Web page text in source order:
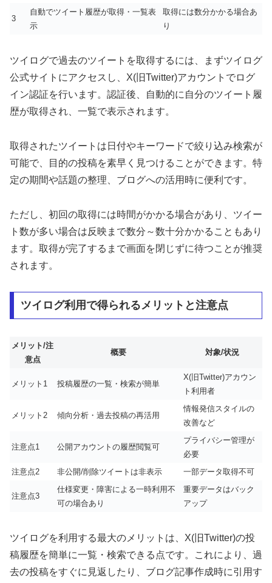
3
自動でツイート履歴が取得・一覧表
示
取得には数分かかる場合あ
り
ツイログで過去のツイートを取得するには、まずツイログ
公式サイトにアクセスし、X(旧Twitter)アカウントでログ
イン認証を行います。認証後、自動的に自分のツイート履
歴が取得され、一覧で表示されます。
取得されたツイートは日付やキーワードで絞り込み検索が
可能で、目的の投稿を素早く見つけることができます。特
定の期間や話題の整理、ブログへの活用時に便利です。
ただし、初回の取得には時間がかかる場合があり、ツイー
ト数が多い場合は反映まで数分～数十分かかることもあり
ます。取得が完了するまで画面を閉じずに待つことが推奨
されます。
ツイログ利用で得られるメリットと注意点
メリット/注
意点
概要 対象/状況
メリット1 投稿履歴の一覧・検索が簡単
X(旧Twitter)アカウン
ト利用者
メリット2 傾向分析・過去投稿の再活用
情報発信スタイルの
改善など
注意点1 公開アカウントの履歴閲覧可
プライバシー管理が
必要
注意点2
非公開/削除ツイートは非表示 一部データ取得不可
注意点3
仕様変更・障害による一時利用不
可の場合あり
重要データはバック
アップ
ツイログを利用する最大のメリットは、X(旧Twitter)の投
稿履歴を簡単に一覧・検索できる点です。これにより、過
去の投稿をすぐに見返したり、ブログ記事作成時に引用す